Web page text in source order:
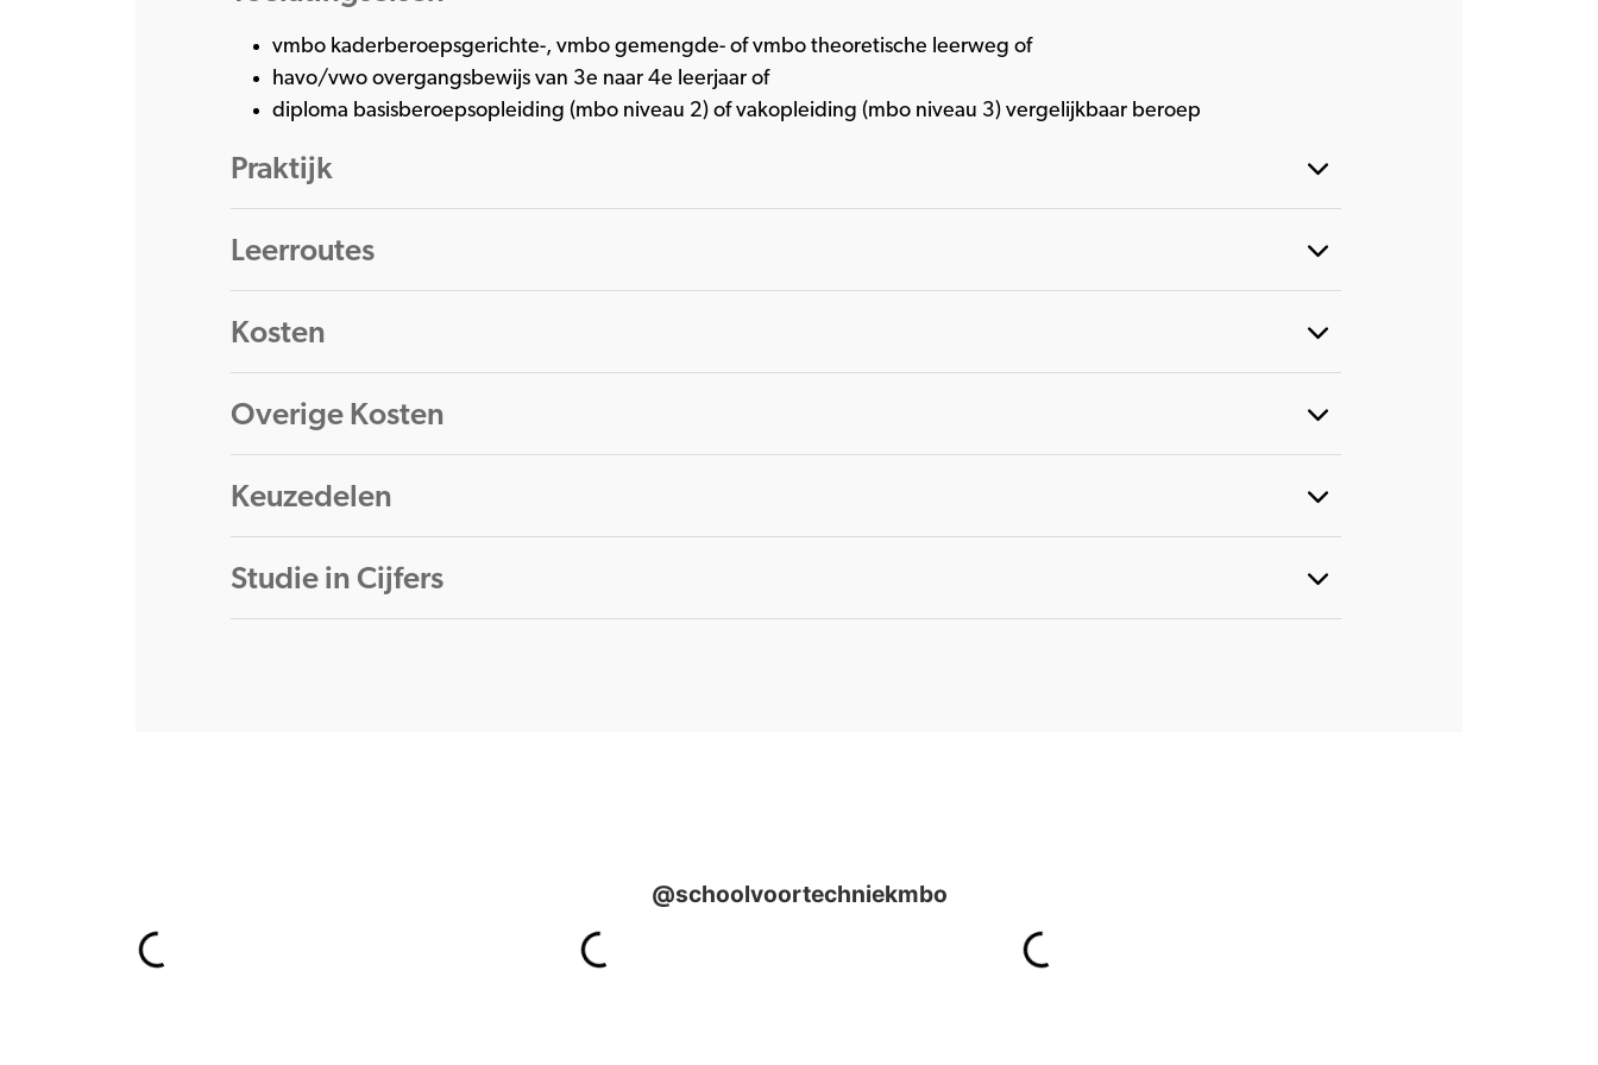
vmbo kaderberoepsgerichte-, vmbo gemengde- of vmbo theoretische leerweg of
havo/vwo overgangsbewijs van 3e naar 4e leerjaar of
diploma basisberoepsopleiding (mbo niveau 2) of vakopleiding (mbo niveau 3) vergelijkbaar beroep
Praktijk
Leerroutes
Kosten
Overige Kosten
Keuzedelen
Studie in Cijfers